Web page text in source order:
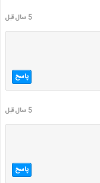
5 سال قبل
پاسخ
5 سال قبل
پاسخ